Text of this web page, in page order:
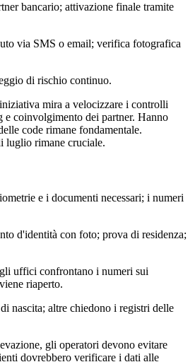
bancario; attivazione finale tramite
via SMS o email; verifica fotografica
di rischio continuo.
mira a velocizzare i controlli
e coinvolgimento dei partner. Hanno
code rimane fondamentale.
luglio rimane cruciale.
e i documenti necessari; i numeri
d'identità con foto; prova di residenza;
uffici confrontano i numeri sui
riaperto.
nascita; altre chiedono i registri delle
gli operatori devono evitare
dovrebbero verificare i dati alle